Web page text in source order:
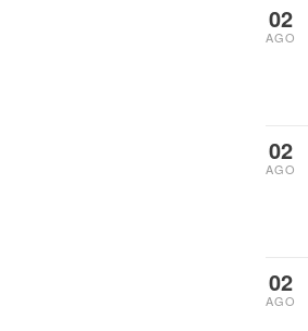
02
AGO
02
AGO
02
AGO